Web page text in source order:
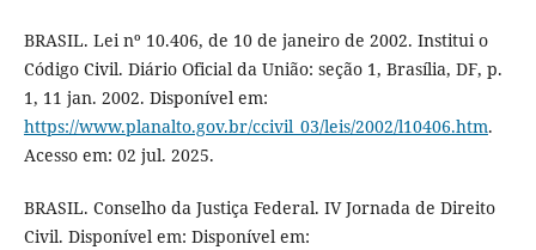
BRASIL. Lei nº 10.406, de 10 de janeiro de 2002. Institui o
Código Civil. Diário Oficial da União: seção 1, Brasília, DF, p.
1, 11 jan. 2002. Disponível em:
https://www.planalto.gov.br/ccivil_03/leis/2002/l10406.htm.
Acesso em: 02 jul. 2025.
BRASIL. Conselho da Justiça Federal. IV Jornada de Direito
Civil. Disponível em: Disponível em: